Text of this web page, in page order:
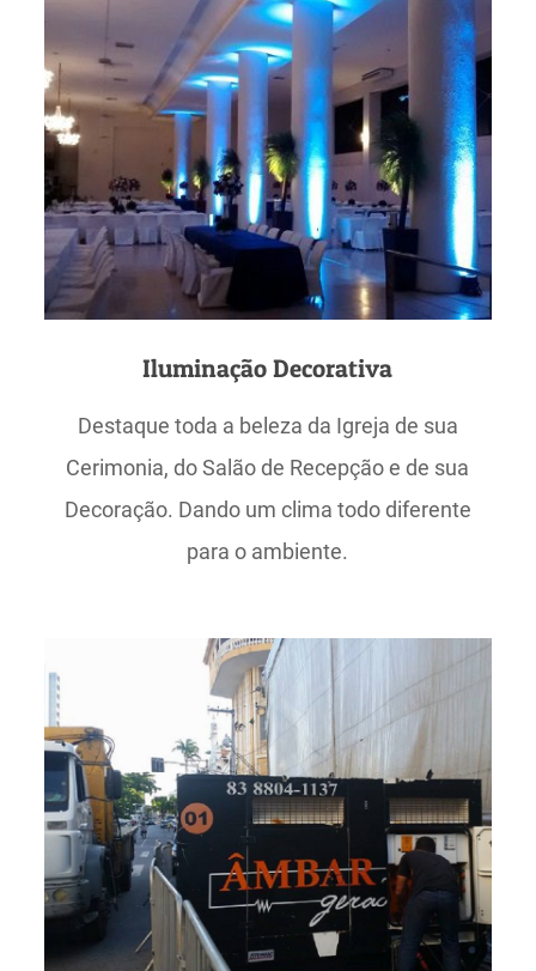
Iluminação Decorativa
Destaque toda a beleza da Igreja de sua
Cerimonia, do Salão de Recepção e de sua
Decoração. Dando um clima todo diferente
para o ambiente.